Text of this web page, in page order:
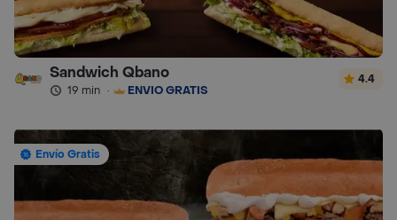
Sandwich Qbano
19 min · ENVÍO GRATIS
4.4
Envío Gratis